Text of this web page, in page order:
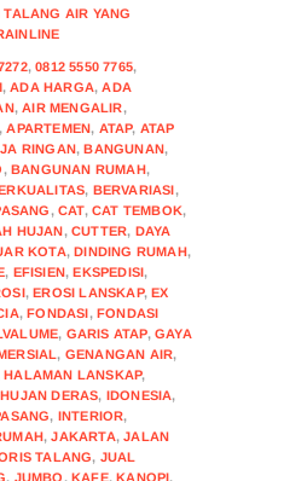
AIR YANG
,0812 5550 7765,
,ADA HARGA,ADA
,AIR MENGALIR,
,APARTEMEN, ATAP, ATAP
RINGAN,BANGUNAN,
,BANGUNAN RUMAH,
, BERVARIASI,
,CAT,CAT TEMBOK,
HUJAN,CUTTER, DAYA
KOTA,DINDING RUMAH,
, EFISIEN,EKSPEDISI,
,EROSI LANSKAP,EX
,FONDASI,FONDASI
, GARIS ATAP,GAYA
, GENANGAN AIR,
HALAMAN LANSKAP,
HUJAN DERAS, IDONESIA,
, INTERIOR,
,JAKARTA,JALAN
TALANG, JUAL
, JUMBO ,KAFE,KANOPI,